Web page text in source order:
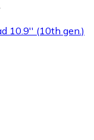
10.9'' (10th gen.)